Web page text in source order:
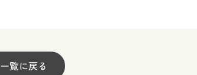
一覧に戻る